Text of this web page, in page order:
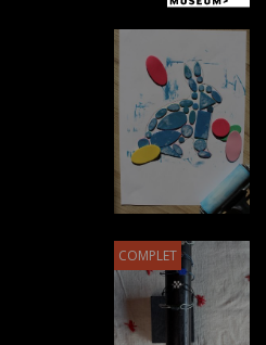
COMPLET